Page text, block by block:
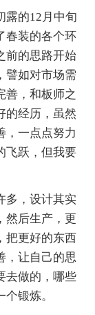
露的12月中旬
春装的各个环
前的思路开始
譬如对市场需
善，和板师之
的经历，虽然
，一点点努力
飞跃，但我要
多，设计其实
然后生产，更
把更好的东西
，让自己的思
去做的，哪些
锻炼。